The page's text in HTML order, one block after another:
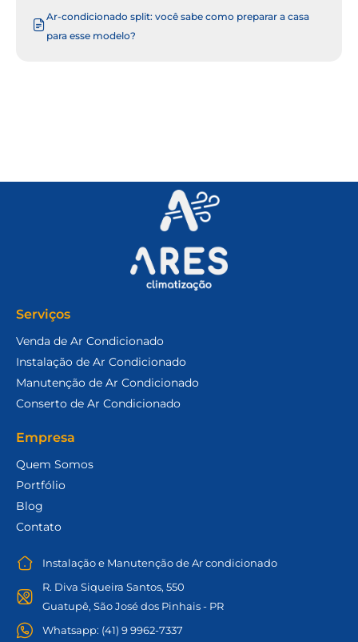
Ar-condicionado split: você sabe como preparar a casa
para esse modelo?
Serviços
Venda de Ar Condicionado
Instalação de Ar Condicionado
Manutenção de Ar Condicionado
Conserto de Ar Condicionado
Empresa
Quem Somos
Portfólio
Blog
Contato
Instalação e Manutenção de Ar condicionado
R. Diva Siqueira Santos, 550
Guatupê, São José dos Pinhais - PR
Whatsapp: (41) 9 9962-7337